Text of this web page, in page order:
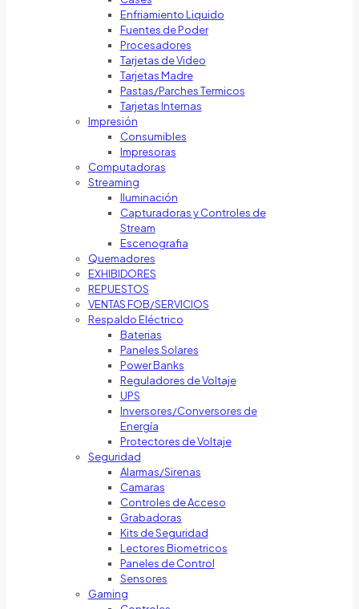
Enfriamiento Liquido
Fuentes de Poder
Procesadores
Tarjetas de Video
Tarjetas Madre
Pastas/Parches Termicos
Tarjetas Internas
Impresión
Consumibles
Impresoras
Computadoras
Streaming
Iluminación
Capturadoras y Controles de
Stream
Escenografia
Quemadores
EXHIBIDORES
REPUESTOS
VENTAS FOB/SERVICIOS
Respaldo Eléctrico
Baterias
Paneles Solares
Power Banks
Reguladores de Voltaje
UPS
Inversores/Conversores de
Energía
Protectores de Voltaje
Seguridad
Alarmas/Sirenas
Camaras
Controles de Acceso
Grabadoras
Kits de Seguridad
Lectores Biometricos
Paneles de Control
Sensores
Gaming